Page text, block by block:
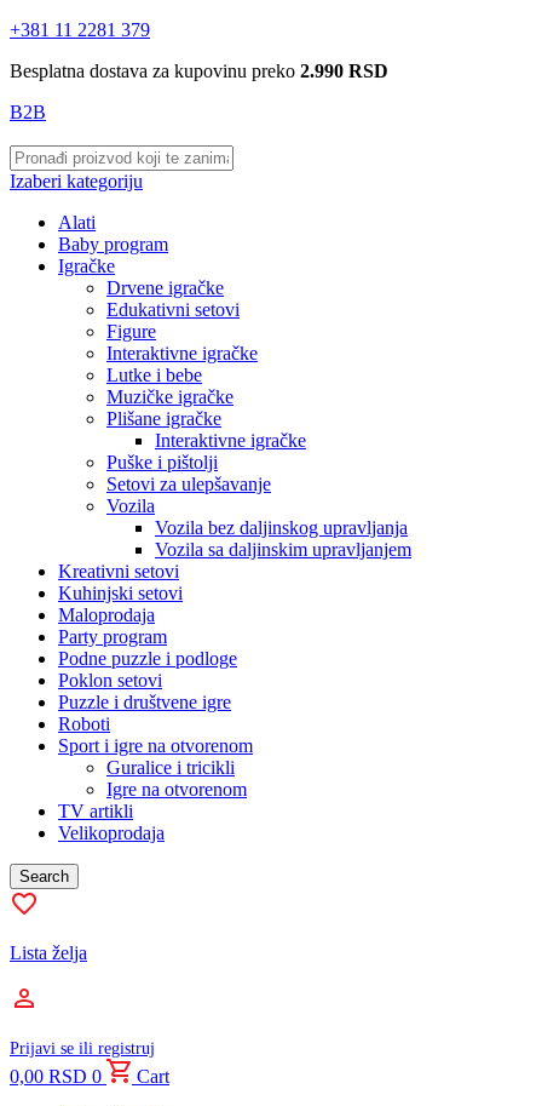
+381 11 2281 379
Besplatna dostava za kupovinu preko 2.990 RSD
B2B
Izaberi kategoriju
Alati
Baby program
Igračke
Drvene igračke
Edukativni setovi
Figure
Interaktivne igračke
Lutke i bebe
Muzičke igračke
Plišane igračke
Interaktivne igračke
Puške i pištolji
Setovi za ulepšavanje
Vozila
Vozila bez daljinskog upravljanja
Vozila sa daljinskim upravljanjem
Kreativni setovi
Kuhinjski setovi
Maloprodaja
Party program
Podne puzzle i podloge
Poklon setovi
Puzzle i društvene igre
Roboti
Sport i igre na otvorenom
Guralice i tricikli
Igre na otvorenom
TV artikli
Velikoprodaja
Search
Lista želja
Prijavi se ili registruj
0,00 RSD 0
Cart